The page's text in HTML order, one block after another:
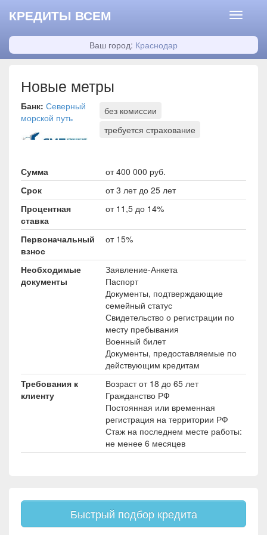
КРЕДИТЫ ВСЕМ
Ваш город: Краснодар
Новые метры
Банк: Северный
морской путь
без комиссии
требуется страхование
Сумма
от 400 000 руб.
Срок
от 3 лет до 25 лет
Процентная
ставка
от 11,5 до 14%
Первоначальный
взнос
от 15%
Необходимые
документы
Заявление-Анкета
Паспорт
Документы, подтверждающие
семейный статус
Свидетельство о регистрации по
месту пребывания
Военный билет
Документы, предоставляемые по
действующим кредитам
Требования к
клиенту
Возраст от 18 до 65 лет
Гражданство РФ
Постоянная или временная
регистрация на территории РФ
Стаж на последнем месте работы:
не менее 6 месяцев
Быстрый подбор кредита